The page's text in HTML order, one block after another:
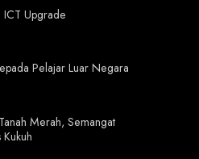
Upgrade
Pelajar Luar Negara
Merah, Semangat